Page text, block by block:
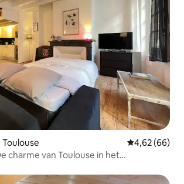
Gemiddelde
4,62 (66)
charme van Toulouse in het